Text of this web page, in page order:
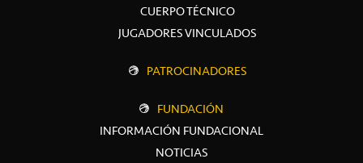
CUERPO TÉCNICO
JUGADORES VINCULADOS
PATROCINADORES
FUNDACIÓN
INFORMACIÓN FUNDACIONAL
NOTICIAS